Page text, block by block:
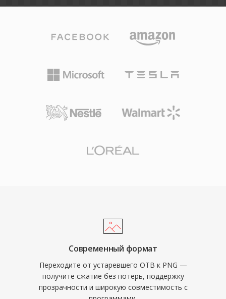
Современный формат
Переходите от устаревшего OTB к PNG —
получите сжатие без потерь, поддержку
прозрачности и широкую совместимость с